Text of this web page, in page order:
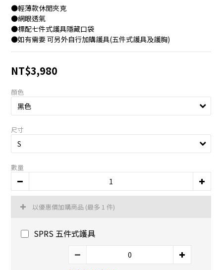
●輕薄款休閒夾克
●網眼透氣
●標配七件式護具隱藏口袋
●如有需要 可另外自行加購護具(五件式護具及護胸)
NT$3,980
顏色
尺寸
數量
以優惠價加購商品 (最多 1 件)
SPRS 五件式護具